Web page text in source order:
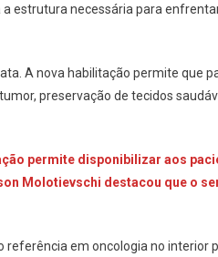
estrutura necessária para
A nova habilitação permite que
preservação de tecidos
permite disponibilizar aos
Molotievschi destacou que o
referência em oncologia no interior